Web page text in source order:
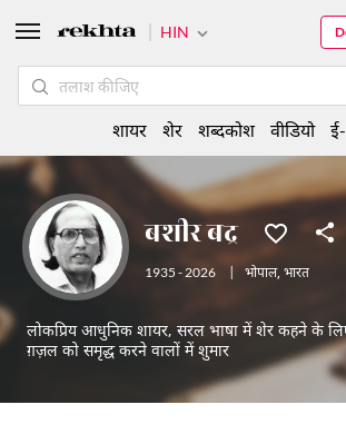
बशीर बद्र
1935 - 2026 भोपाल, भारत
लोकप्रिय आधुनिक शायर, सरल भाषा में शेर कहने के
ग़ज़ल को समृद्ध करने वालों में शुमार
HIN
शायर शेर शब्दकोश वीडियो